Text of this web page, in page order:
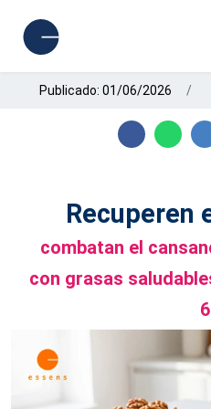
Publicado: 01/06/2026
Recuperen
combatan el
con grasas
6